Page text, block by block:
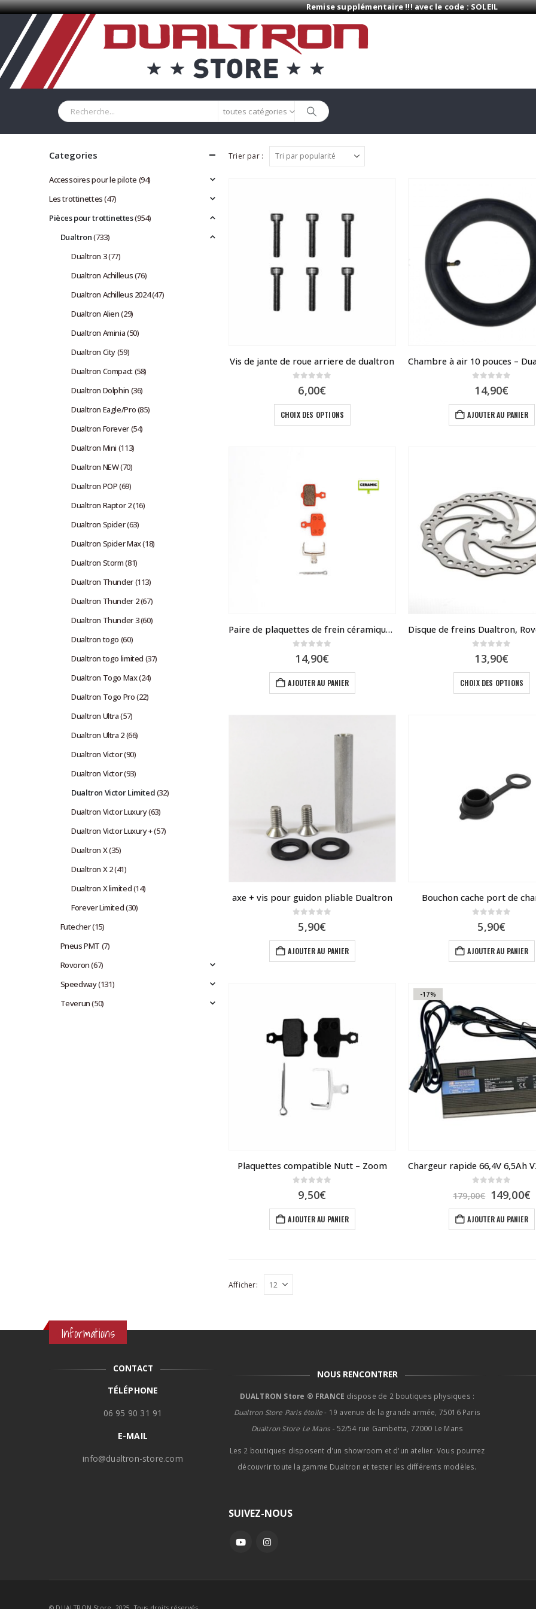
Remise supplémentaire !!! avec le code : SOLEIL
toutes catégories
Trier par :
Vis de jante de roue arriere de dualtron
6,00€
CHOIX DES OPTIONS
produit
Les
14,90€
AJOUTER AU PANIER
Paire de plaquettes de frein céramique compatible frein Zoom et Nutt
14,90€
AJOUTER AU PANIER
13,90€
CHOIX DES OPTIONS
axe + vis pour guidon pliable Dualtron
5,90€
AJOUTER AU PANIER
Bouchon cache port de
5,90€
AJOUTER AU PANIER
Plaquettes compatible Nutt – Zoom
9,50€
AJOUTER AU PANIER
-17%
179,00€ Le
prix
initial
était :
149,00€Le
AJOUTER AU PANIER
Afficher:
Categories
Accessoires pour le pilote (94)
Les trottinettes(47)
Pièces pour trottinettes(954)
Dualtron(733)
Dualtron 3(77)
Dualtron Achilleus(76)
Dualtron Achilleus 2024(47)
Dualtron Alien(29)
Dualtron Aminia(50)
Dualtron City(59)
Dualtron Compact(58)
Dualtron Dolphin (36)
Dualtron Eagle/Pro(85)
Dualtron Forever(54)
Dualtron Mini (113)
Dualtron NEW(70)
Dualtron POP(69)
Dualtron Raptor 2(16)
Dualtron Spider(63)
Dualtron Spider Max(18)
Dualtron Storm(81)
Dualtron Thunder(113)
Dualtron Thunder 2(67)
Dualtron Thunder 3(60)
Dualtron togo (60)
Dualtron togo limited (37)
Dualtron Togo Max(24)
Dualtron Togo Pro(22)
Dualtron Ultra(57)
Dualtron Ultra 2(66)
Dualtron Victor(90)
Dualtron Victor(93)
Dualtron Victor Limited(32)
Dualtron Victor Luxury(63)
Dualtron Victor Luxury +(57)
Dualtron X(35)
Dualtron X 2(41)
Dualtron X limited(14)
Forever Limited(30)
Futecher(15)
Pneus PMT (7)
Rovoron(67)
Speedway(131)
Teverun(50)
Informations
CONTACT
TÉLÉPHONE
06 95 90 31 91
E-MAIL
info@dualtron-store.com
NOUS RENCONTRER
DUALTRON Store ® FRANCE dispose de 2 boutiques physiques :
Dualtron Store Paris étoile- 19 avenue de la grande armée, 75016 Paris
Dualtron Store Le Mans - 52/54 rue Gambetta, 72000 Le Mans
Les 2 boutiques disposent d'un showroom et d'un atelier. Vous pourrez
découvrir toute la gamme Dualtron et tester les différents modèles.
SUIVEZ-NOUS